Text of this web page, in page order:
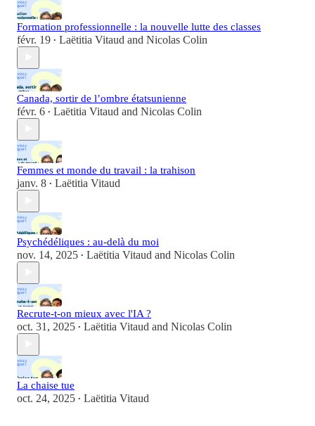
Formation professionnelle : la nouvelle lutte des classes
févr. 19 • Laëtitia Vitaud and Nicolas Colin
Canada, sortir de l’ombre étatsunienne
févr. 6 • Laëtitia Vitaud and Nicolas Colin
Femmes et monde du travail : la trahison
janv. 8 • Laëtitia Vitaud
Psychédéliques : au-delà du moi
nov. 14, 2025 • Laëtitia Vitaud and Nicolas Colin
Recrute-t-on mieux avec l'IA ?
oct. 31, 2025 • Laëtitia Vitaud and Nicolas Colin
La chaise tue
oct. 24, 2025 • Laëtitia Vitaud